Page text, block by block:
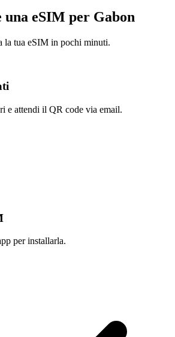
una eSIM per Gabon
la tua eSIM in pochi minuti.
e attendi il QR code via email.
per installarla.